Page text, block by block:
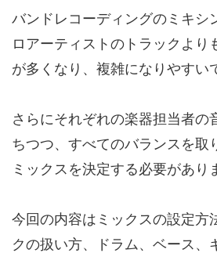
バンドレコーディングのミキシ
ロアーティストのトラックより
が多くなり、複雑になりやすい
さらにそれぞれの楽器担当者の
ちつつ、すべてのバランスを取
ミックスを決定する必要があり
今回の内容はミックスの設定方
クの扱い方、ドラム、ベース、